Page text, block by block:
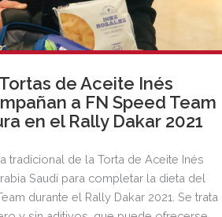
de Aceite Inés
a FN Speed Team
en el Rally Dakar 2021
tradicional de la Torta de Aceite Inés
Saudí para completar la dieta del
durante el Rally Dakar 2021. Se trata